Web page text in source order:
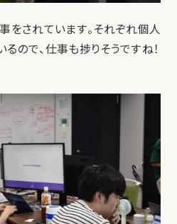
をされています。それぞれ個人
ので、仕事も捗りそうですね！